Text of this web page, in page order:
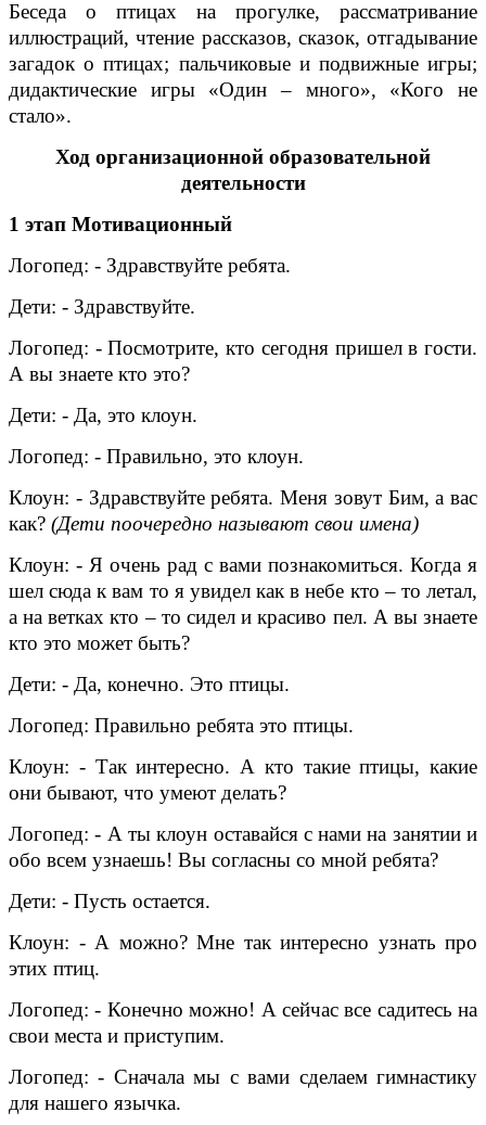
Беседа о птицах на прогулке, рассматривание
иллюстраций, чтение рассказов, сказок, отгадывание
загадок о птицах; пальчиковые и подвижные игры;
дидактические игры «Один – много», «Кого не
стало».
Ход организационной образовательной
деятельности
1 этап Мотивационный
Логопед: - Здравствуйте ребята.
Дети: - Здравствуйте.
Логопед: - Посмотрите, кто сегодня пришел в гости.
А вы знаете кто это?
Дети: - Да, это клоун.
Логопед: - Правильно, это клоун.
Клоун: - Здравствуйте ребята. Меня зовут Бим, а вас
как? (Дети поочередно называют свои имена)
Клоун: - Я очень рад с вами познакомиться. Когда я
шел сюда к вам то я увидел как в небе кто – то летал,
а на ветках кто – то сидел и красиво пел. А вы знаете
кто это может быть?
Дети: - Да, конечно. Это птицы.
Логопед: Правильно ребята это птицы.
Клоун: - Так интересно. А кто такие птицы, какие
они бывают, что умеют делать?
Логопед: - А ты клоун оставайся с нами на занятии и
обо всем узнаешь! Вы согласны со мной ребята?
Дети: - Пусть остается.
Клоун: - А можно? Мне так интересно узнать про
этих птиц.
Логопед: - Конечно можно! А сейчас все садитесь на
свои места и приступим.
Логопед: - Сначала мы с вами сделаем гимнастику
для нашего язычка.